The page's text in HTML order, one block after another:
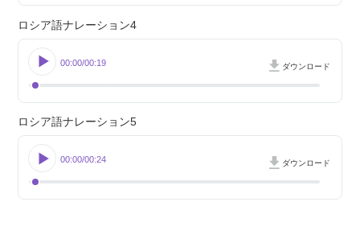
ロシア語ナレーション4
00:00 00:19 ダウンロード
ロシア語ナレーション5
00:00 00:24 ダウンロード